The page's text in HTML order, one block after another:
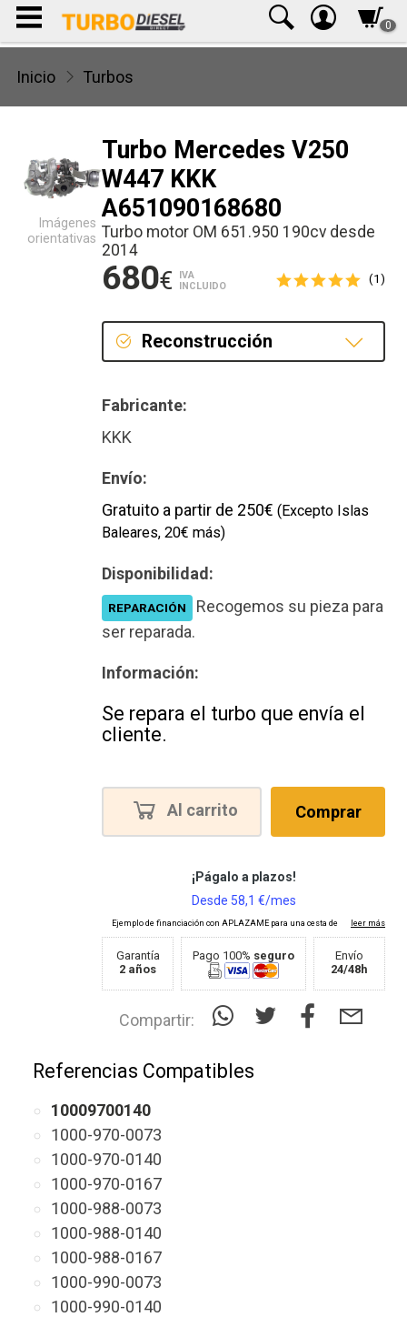
0
Inicio Turbos
Turbo Mercedes V250
W447 KKK
A651090168680
Turbo motor OM 651.950 190cv desde
2014
680€
IVA
INCLUIDO
(1)
Reconstrucción
Fabricante:
KKK
Envío:
Gratuito a partir de 250€ (Excepto Islas
Baleares, 20€ más)
Disponibilidad:
REPARACIÓN
Recogemos su pieza para
ser reparada.
Información:
Se repara el turbo que envía el
cliente.
Al carrito Comprar
Garantía
2 años
Pago 100% seguro
Envío
24/48h
Compartir:
Imágenes
orientativas
Referencias Compatibles
10009700140
1000-970-0073
1000-970-0140
1000-970-0167
1000-988-0073
1000-988-0140
1000-988-0167
1000-990-0073
1000-990-0140